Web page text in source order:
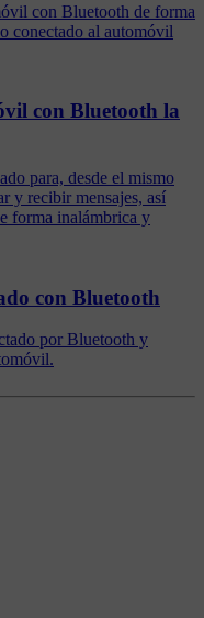
con Bluetooth de forma
conectado al automóvil
con Bluetooth la
para, desde el mismo
y recibir mensajes, así
forma inalámbrica y
con Bluetooth
por Bluetooth y